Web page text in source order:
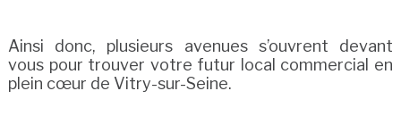
Ainsi donc, plusieurs avenues s’ouvrent devant
vous pour trouver votre futur local commercial en
plein cœur de Vitry-sur-Seine.